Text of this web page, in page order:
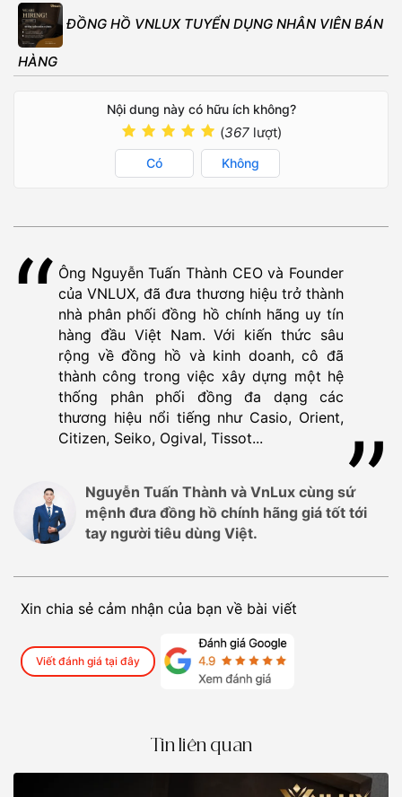
ĐỒNG HỒ VNLUX TUYỂN DỤNG NHÂN VIÊN BÁN
HÀNG
Nội dung này có hữu ích không?
(367lượt)
Có Không
Ông Nguyễn Tuấn Thành CEO và Founder
của VNLUX, đã đưa thương hiệu trở thành
nhà phân phối đồng hồ chính hãng uy tín
hàng đầu Việt Nam. Với kiến thức sâu
rộng về đồng hồ và kinh doanh, cô đã
thành công trong việc xây dựng một hệ
thống phân phối đồng đa dạng các
thương hiệu nổi tiếng như Casio, Orient,
Citizen, Seiko, Ogival, Tissot...
Nguyễn Tuấn Thành và VnLux cùng sứ
mệnh đưa đồng hồ chính hãng giá tốt tới
tay người tiêu dùng Việt.
Xin chia sẻ cảm nhận của bạn về bài viết
Viết đánh giá tại đây
Tin liên quan